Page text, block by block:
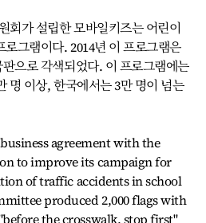
회가 설립한 모바일키즈는 어린이
그램이다. 2014년 이 프로그램은
으로 각색되었다. 이 프로그램에는
명 이상, 한국에서는 3만 명이 넘는
agreement with the
to improve its campaign for
of traffic accidents in school
produced 2,000 flags with
the crosswalk, stop first"